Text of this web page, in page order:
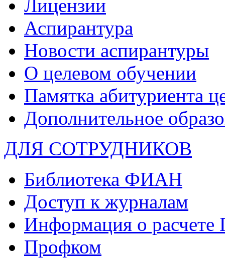
Лицензии
Аспирантура
Новости аспирантуры
О целевом обучении
Памятка абитуриента
Дополнительное
ДЛЯ СОТРУДНИКОВ
Библиотека ФИАН
Доступ к журналам
Информация о
Профком